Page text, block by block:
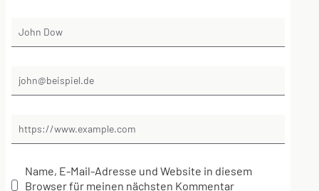
Name, E-Mail-Adresse und Website in diesem
Browser für meinen nächsten Kommentar